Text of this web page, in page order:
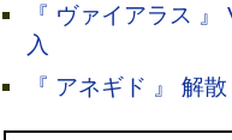
『 ヴァイアラス
入
『 アネギド 』 解散